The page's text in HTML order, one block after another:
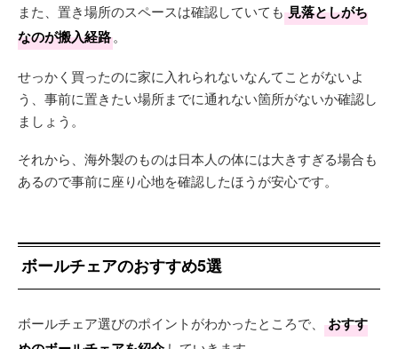
また、置き場所のスペースは確認していても 見落としがち
なのが搬入経路。
せっかく買ったのに家に入れられないなんてことがないよ
う、事前に置きたい場所までに通れない箇所がないか確認し
ましょう。
それから、海外製のものは日本人の体には大きすぎる場合も
あるので事前に座り心地を確認したほうが安心です。
ボールチェアのおすすめ5選
ボールチェア選びのポイントがわかったところで、
おすす